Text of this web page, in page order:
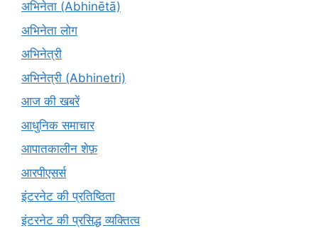
अभिनेता (Abhinētā)
अभिनेता लोग
अभिनेत्री
अभिनेत्री (Abhinetri)
आज की खबरें
आधुनिक समाचार
आपातकालीन शेफ़
आरपीएसर्स
इंटरनेट की प्रतिष्ठिता
इंटरनेट की प्रसिद्ध व्यक्तित्व